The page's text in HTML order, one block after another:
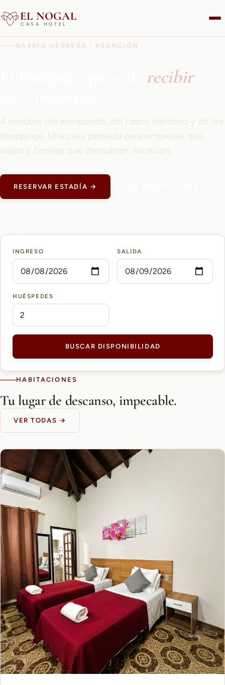
EL NOGAL
CASA HOTEL
BARRIO HERRERA · ASUNCIÓN
recibira
A minutos del aeropuerto, del casco histórico y de los
shoppings. Una casa pensada para empresas que
viajan y familias que descubren Asunción.
RESERVAR ESTADÍA →
15 min
AEROPUERTO PETTIROSSI
10 min
CASCO HISTÓRICO
5 min
INGRESO SALIDA
HUÉSPEDES
BUSCAR DISPONIBILIDAD
HABITACIONES
Tu lugar de descanso, impecable.
VER TODAS →